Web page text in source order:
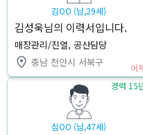
김OO (남,29세)
김성욱님의 이력서입니다.
매장관리/진열, 공산담당
충남 천안시 서북구
어
심OO (남,47세)
경력 15